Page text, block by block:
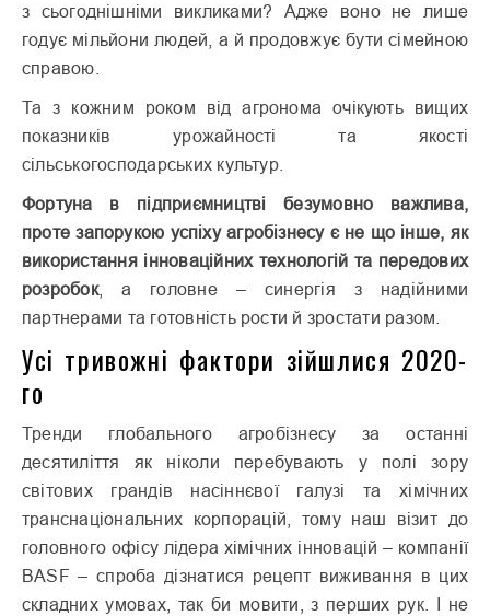
з сьогоднішніми викликами? Адже воно не лише
годує мільйони людей, а й продовжує бути сімейною
справою.
Та з кожним роком від агронома очікують вищих
показників урожайності та якості
сільськогосподарських культур.
Фортуна в підприємництві безумовно важлива,
проте запорукою успіху агробізнесу є не що інше, як
використання інноваційних технологій та передових
розробок, а головне – синергія з надійними
партнерами та готовність рости й зростати разом.
Усі тривожні фактори зійшлися 2020-
го
Тренди глобального агробізнесу за останні
десятиліття як ніколи перебувають у полі зору
світових грандів насіннєвої галузі та хімічних
транснаціональних корпорацій, тому наш візит до
головного офісу лідера хімічних інновацій – компанії
BASF – спроба дізнатися рецепт виживання в цих
складних умовах, так би мовити, з перших рук. І не